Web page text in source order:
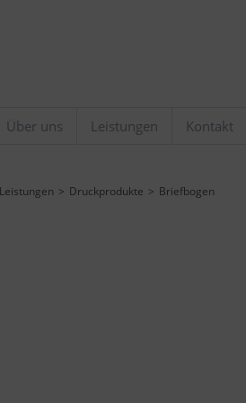
Über uns Leistungen Kontakt
Leistungen Druckprodukte Briefbogen